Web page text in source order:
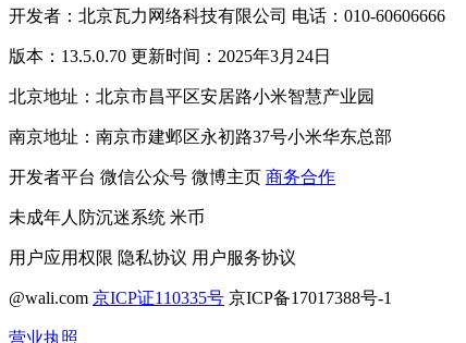
开发者：北京瓦力网络科技有限公司 电话：010-60606666
版本：13.5.0.70 更新时间：2025年3月24日
北京地址：北京市昌平区安居路小米智慧产业园
南京地址：南京市建邺区永初路37号小米华东总部
开发者平台 微信公众号 微博主页 商务合作
未成年人防沉迷系统 米币
用户应用权限 隐私协议 用户服务协议
@wali.com 京ICP证110335号 京ICP备17017388号-1
营业执照